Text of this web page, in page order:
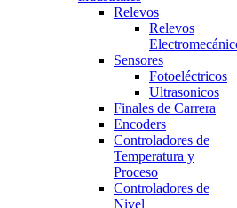
Relevos
Relevos
Sensores
Fotoeléctricos
Ultrasonicos
Finales de Carrera
Encoders
Controladores de
Temperatura y
Proceso
Controladores de
Nivel